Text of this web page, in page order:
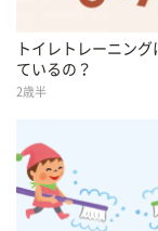
トイレトレーニング
ているの？
2歳半